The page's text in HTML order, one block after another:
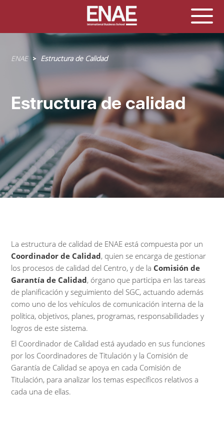
Sobrescribir
enlaces
a
la
navegación
ENAE Estructura de Calidad
Estructura de calidad
La estructura de calidad de ENAE está compuesta por un
Coordinador de Calidad, quien se encarga de gestionar
los procesos de calidad del Centro, y de la Comisión de
Garantía de Calidad, órgano que participa en las tareas
de planificación y seguimiento del SGC, actuando además
como uno de los vehículos de comunicación interna de la
política, objetivos, planes, programas, responsabilidades y
logros de este sistema.
El Coordinador de Calidad está ayudado en sus funciones
por los Coordinadores de Titulación y la Comisión de
Garantía de Calidad se apoya en cada Comisión de
Titulación, para analizar los temas específicos relativos a
cada una de ellas.